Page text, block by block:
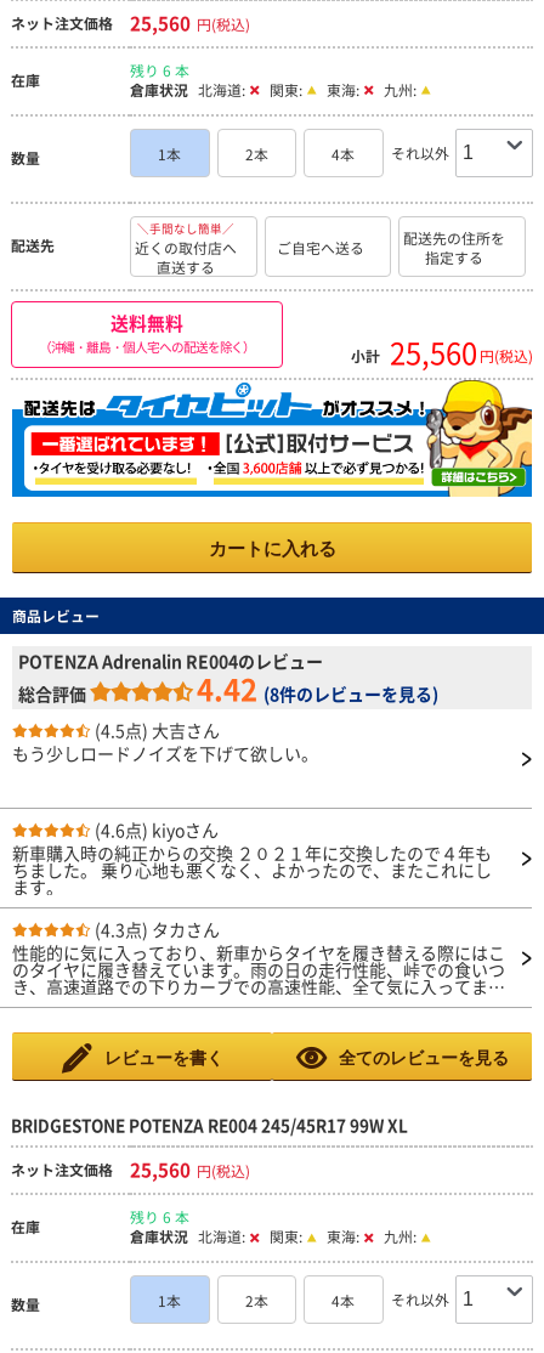
ネット注文価格 25,560 円(税込)
在庫
残り 6 本
倉庫状況 北海道: 関東: 東海: 九州:
数量 1本 2本 4本 それ以外
配送先
＼手間なし簡単／
近くの取付店へ
直送する
ご自宅へ送る
配送先の住所を
指定する
送料無料
（沖縄・離島・個人宅への配送を除く） 小計 25,560 円(税込)
カートに入れる
商品レビュー
POTENZA Adrenalin RE004のレビュー
総合評価
4.42 (8件のレビューを見る)
(4.5点) 大吉さん
もう少しロードノイズを下げて欲しい。
(4.6点) kiyoさん
新車購入時の純正からの交換 ２０２１年に交換したので４年も
ちました。 乗り心地も悪くなく、よかったので、またこれにし
ます。
(4.3点) タカさん
性能的に気に入っており、新車からタイヤを履き替える際にはこ
のタイヤに履き替えています。雨の日の走行性能、峠での食いつ
き、高速道路での下りカーブでの高速性能、全て気に入ってま
す。強いて言えば、音が気になるのと路面からの衝撃が気になる
レビューを書く 全てのレビューを見る
BRIDGESTONE POTENZA RE004 245/45R17 99W XL
ネット注文価格 25,560 円(税込)
在庫
残り 6 本
倉庫状況 北海道: 関東: 東海: 九州:
数量 1本 2本 4本 それ以外